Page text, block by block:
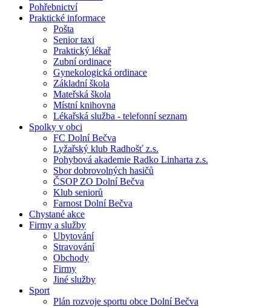
Pohřebnictví
Praktické informace
Pošta
Senior taxi
Praktický lékař
Zubní ordinace
Gynekologická ordinace
Základní škola
Mateřská škola
Místní knihovna
Lékařská služba - telefonní seznam
Spolky v obci
FC Dolní Bečva
Lyžařský klub Radhošť z.s.
Pohybová akademie Radko Linharta z.s.
Sbor dobrovolných hasičů
ČSOP ZO Dolní Bečva
Klub seniorů
Farnost Dolní Bečva
Chystané akce
Firmy a služby
Ubytování
Stravování
Obchody
Firmy
Jiné služby
Sport
Plán rozvoje sportu obce Dolní Bečva